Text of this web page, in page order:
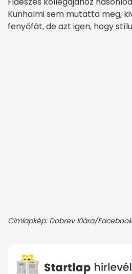
Kunhalmi sem mutatta meg,
fenyőfát, de azt igen, hogy
Címlapkép: Dobrev Klára/Facebook